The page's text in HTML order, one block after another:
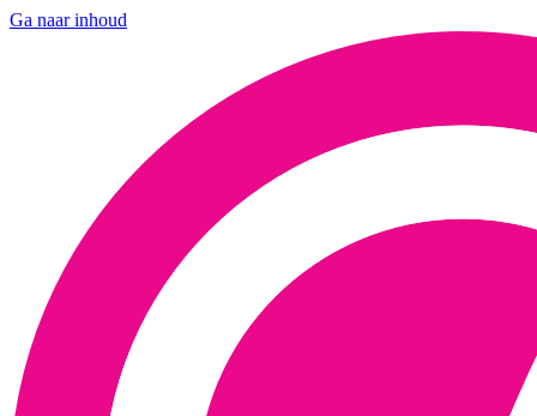
Ga naar inhoud